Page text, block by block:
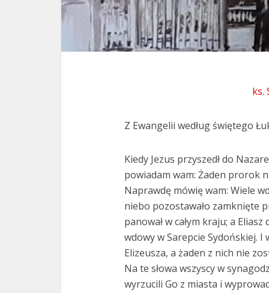
ks.
Z Ewangelii według świętego
Kiedy Jezus przyszedł do
powiadam wam: Żaden prorok
Naprawdę mówię wam: Wiele
niebo pozostawało zamknięte
panował w całym kraju; a
wdowy w Sarepcie Sydońskiej.
Elizeusza, a żaden z nich nie
Na te słowa wszyscy w
wyrzucili Go z miasta i